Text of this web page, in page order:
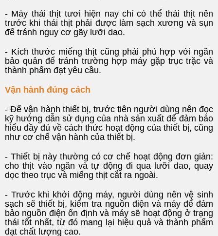
- Máy thái thịt tươi hiện nay chỉ có thể thái thịt nên
trước khi thái thịt phải được làm sạch xương và sụn
để tránh nguy cơ gãy lưỡi dao.
- Kích thước miếng thịt cũng phải phù hợp với ngăn
bảo quản để tránh trường hợp máy gặp trục trặc và
thành phẩm đạt yêu cầu.
Vận hành đúng cách
- Để vận hành thiết bị, trước tiên người dùng nên đọc
kỹ hướng dẫn sử dụng của nhà sản xuất để đảm bảo
hiểu đầy đủ về cách thức hoạt động của thiết bị, cũng
như cơ chế vận hành của thiết bị.
- Thiết bị này thường có cơ chế hoạt động đơn giản:
cho thịt vào ngăn và tự động đi qua lưỡi dao, quay
dọc theo trục và miếng thịt cắt ra ngoài.
- Trước khi khởi động máy, người dùng nên vệ sinh
sạch sẽ thiết bị, kiểm tra nguồn điện và máy để đảm
bảo nguồn điện ổn định và máy sẽ hoạt động ở trạng
thái tốt nhất, từ đó mang lại hiệu quả và thành phẩm
đạt chất lượng cao.